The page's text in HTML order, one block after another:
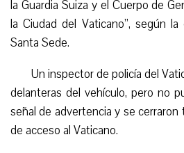
la Guardia Suiza y el Cuerpo de
la Ciudad del Vaticano”, según
Santa Sede.
Un inspector de policía del
delanteras del vehículo, pero no
señal de advertencia y se
de acceso al Vaticano.